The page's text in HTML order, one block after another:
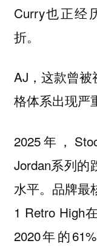
Curry也正经
折。
AJ，这款曾
格体系出现严
2025年，
Jordan系列的
水平。品牌最
1 Retro High
2020年的